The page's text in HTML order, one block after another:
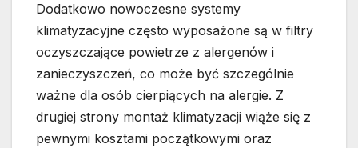
Dodatkowo nowoczesne systemy
klimatyzacyjne często wyposażone są w filtry
oczyszczające powietrze z alergenów i
zanieczyszczeń, co może być szczególnie
ważne dla osób cierpiących na alergie. Z
drugiej strony montaż klimatyzacji wiąże się z
pewnymi kosztami początkowymi oraz